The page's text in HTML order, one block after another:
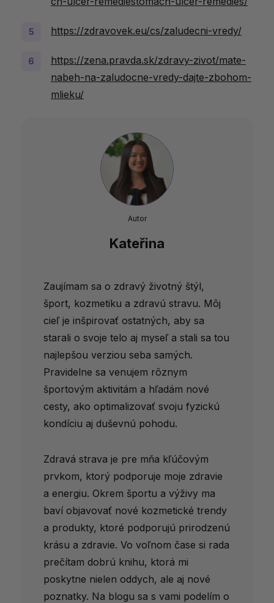
https://zdravovek.eu/cs/zaludecni-vredy/
https://zena.pravda.sk/zdravy-zivot/mate-
nabeh-na-zaludocne-vredy-dajte-zbohom-
mlieku/
Autor
Kateřina
Zaujímam sa o zdravý životný štýl,
šport, kozmetiku a zdravú stravu. Môj
cieľ je inšpirovať ostatných, aby sa
starali o svoje telo aj myseľ a stali sa tou
najlepšou verziou seba samých.
Pravidelne sa venujem rôznym
športovým aktivitám a hľadám nové
cesty, ako optimalizovať svoju fyzickú
kondíciu aj duševnú pohodu.
Zdravá strava je pre mňa kľúčovým
prvkom, ktorý podporuje moje zdravie
a energiu. Okrem športu a výživy ma
baví objavovať nové kozmetické trendy
a produkty, ktoré podporujú prirodzenú
krásu a zdravie. Vo voľnom čase si rada
prečítam dobrú knihu, ktorá mi
poskytne nielen oddych, ale aj nové
poznatky. Na blogu sa s vami podelím o